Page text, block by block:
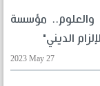
والعلوم.. مؤسسة
الديني"
2023 May 27